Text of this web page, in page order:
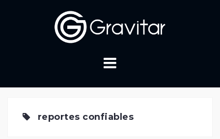
reportes confiables